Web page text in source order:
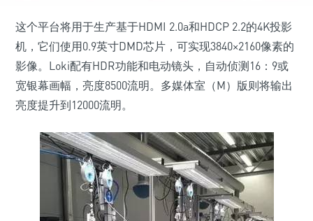
这个平台将用于生产基于HDMI 2.0a和HDCP 2.2的4K投影
机，它们使用0.9英寸DMD芯片，可实现3840×2160像素的
影像。Loki配有HDR功能和电动镜头，自动侦测16：9或
宽银幕画幅，亮度8500流明。多媒体室（M）版则将输出
亮度提升到12000流明。